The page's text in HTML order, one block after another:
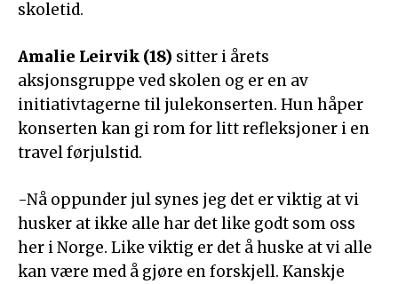
skoletid.
Amalie Leirvik (18) sitter i årets
aksjonsgruppe ved skolen og er en av
initiativtagerne til julekonserten. Hun håper
konserten kan gi rom for litt refleksjoner i en
travel førjulstid.
-Nå oppunder jul synes jeg det er viktig at vi
husker at ikke alle har det like godt som oss
her i Norge. Like viktig er det å huske at vi alle
kan være med å gjøre en forskjell. Kanskje